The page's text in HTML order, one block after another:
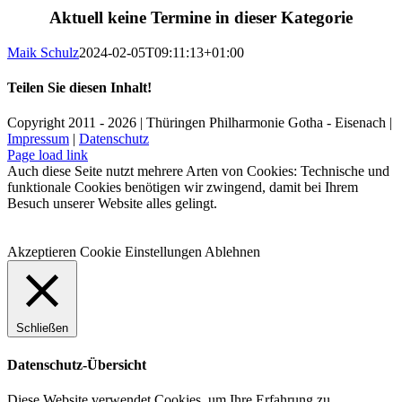
Aktuell keine Termine in dieser Kategorie
Maik Schulz2024-02-05T09:11:13+01:00
Teilen Sie diesen Inhalt!
Facebook
X
LinkedIn
E-
Mail
Copyright 2011 - 2026 | Thüringen Philharmonie Gotha - Eisenach |
Impressum | Datenschutz
Facebook
Instagram
WhatsApp
YouTube
E-
Mail
Telefon
Page load link
Auch diese Seite nutzt mehrere Arten von Cookies: Technische und
funktionale Cookies benötigen wir zwingend, damit bei Ihrem
Besuch unserer Website alles gelingt.
Akzeptieren Cookie Einstellungen Ablehnen
Schließen
Datenschutz-Übersicht